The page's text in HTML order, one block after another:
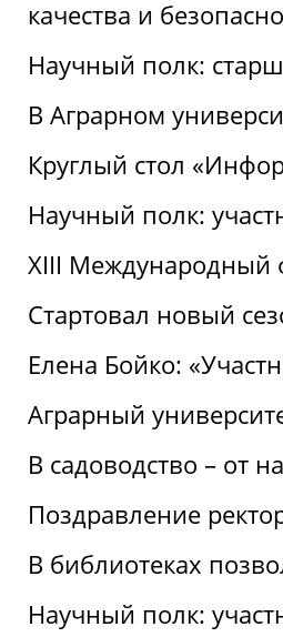
качества и
Научный полк:
В Аграрном
Круглый стол
Научный полк:
XIII Международный
Стартовал новый
Елена Бойко:
Аграрный
В садоводство – от
Поздравление
В библиотеках
Научный полк: